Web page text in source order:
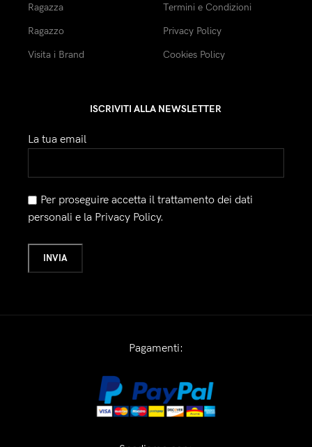
Ragazza
Ragazzo
Visita i Brand
Termini e Condizioni
Privacy Policy
Cookies Policy
ISCRIVITI ALLA NEWSLETTER
La tua email
Per proseguire accetta il trattamento dei dati
personali e la Privacy Policy.
Pagamenti: